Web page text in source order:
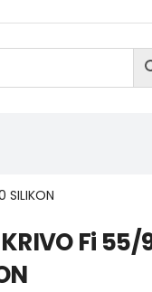
SILIKON
Fi 55/